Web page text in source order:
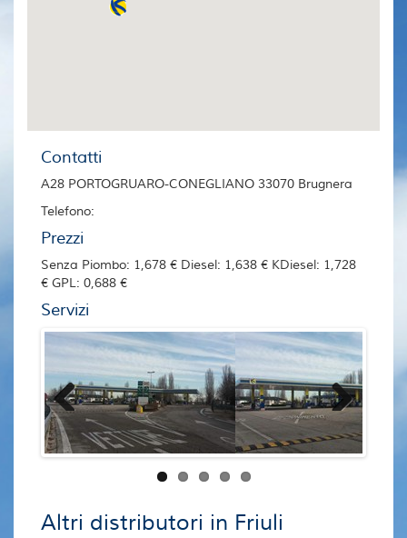
Contatti
A28 PORTOGRUARO-CONEGLIANO 33070 Brugnera
Telefono:
Prezzi
Senza Piombo: 1,678 € Diesel: 1,638 € KDiesel: 1,728
€ GPL: 0,688 €
Servizi
Previous Next
Altri distributori in Friuli